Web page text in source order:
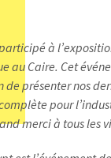
à
au Caire. Cet
de présenter nos
pour
merci à tous les